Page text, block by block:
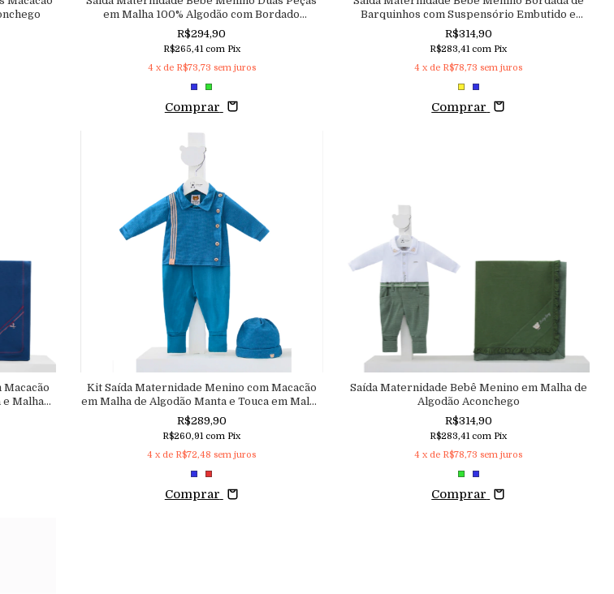
em Malha 100% Algodão com Bordado
Aconchego
R$294,90
R$265,41 com Pix
4 x de R$73,73 sem juros
Comprar
Barquinhos com Suspensório Embutido e
Gravata Removível Aconchego
R$314,90
R$283,41com Pix
4 x de R$78,73 sem juros
Comprar
Malha
Kit Saída Maternidade Menino com Macacão
em Malha de Algodão Manta e Touca em Malha
Texturizada Aconchego
R$289,90
R$260,91com Pix
4 x de R$72,48 sem juros
Comprar
Saída Maternidade Bebê Menino em Malha de
Algodão Aconchego
R$314,90
R$283,41com Pix
4 x de R$78,73 sem juros
Comprar